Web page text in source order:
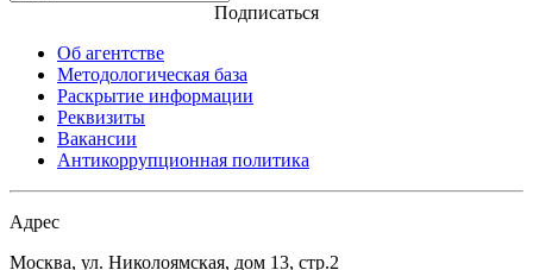
Подписаться
Об агентстве
Методологическая база
Раскрытие информации
Реквизиты
Вакансии
Антикоррупционная политика
Адрес
Москва, ул. Николоямская, дом 13, стр.2